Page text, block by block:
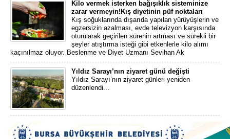
Kilo vermek isterken bağışıklık sisteminize
zarar vermeyin!Kış diyetinin püf noktaları
Kış soğuklarında dışarıda yapılan yürüyüşlerin ve
egzersizin azalması, evde televizyon karşısında
oturularak geçirilen sürenin artması ve sürekli bir
şeyler atıştırma isteği gibi etkenlerle kilo alımı
kaçınılmaz oluyor. Beslenme ve Diyet Uzmanı Sevihan Ak
Yıldız Sarayı’nın ziyaret günü değişti
Yıldız Sarayı’nın ziyaret günleri yeniden
düzenlendi...